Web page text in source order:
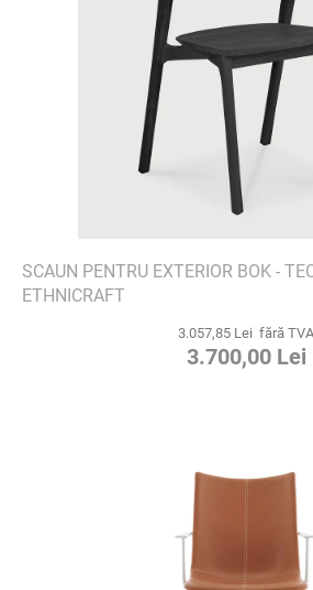
SCAUN PENTRU EXTERIOR BOK -
ETHNICRAFT
3.057,85 Lei fără TVA
3.700,00 Lei